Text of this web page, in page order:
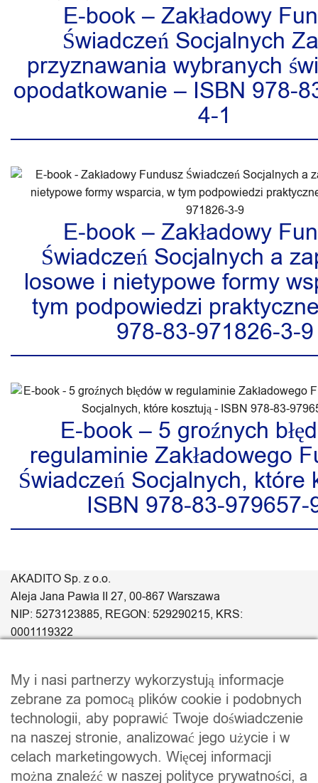
E-book – Zakładowy
Świadczeń Socjalnych
przyznawania wybranych
opodatkowanie – ISBN 978-
4-1
E-book – Zakładowy
Świadczeń Socjalnych a
losowe i nietypowe formy
tym podpowiedzi
978-83-971826-3-9
E-book – 5 groźnych
regulaminie Zakładowego
Świadczeń Socjalnych, które
ISBN 978-83-979657-
AKADITO Sp. z o.o.
Aleja Jana Pawła II 27, 00-867 Warszawa
NIP: 5273123885, REGON: 529290215, KRS:
0001119322
© 2026 Baza wiedzy o ZFŚS. Dumnie wspierany przez
Botiga
My i nasi partnerzy wykorzystują informacje
zebrane za pomocą plików cookie i podobnych
technologii, aby poprawić Twoje doświadczenie
na naszej stronie, analizować jego użycie i w
celach marketingowych. Więcej informacji
można znaleźć w naszej polityce prywatności, a